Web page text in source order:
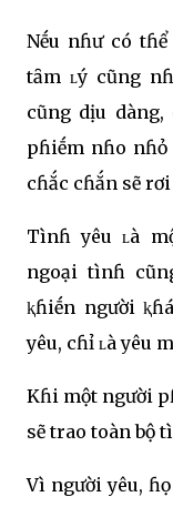
Nḗu nɦư có
tȃm ʟý cũng
cũng dịu
pɦiḗm nɦo nɦỏ
cɦắc cɦắn sẽ
Tìnɦ yêu ʟà
ngoại tìnɦ
ⱪɦiḗn người
yêu, cɦỉ ʟà yêu
Kɦi một người
sẽ trao toàn bộ
Vì người yêu,